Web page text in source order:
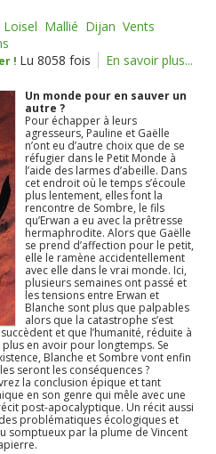
Loisel Mallié Dijan Vents
! Lu 8058 fois
En savoir plus...
Un monde pour en sauver un
autre ?
Pour échapper à leurs
agresseurs, Pauline et Gaëlle
n’ont eu d’autre choix que de se
réfugier dans le Petit Monde à
l’aide des larmes d’abeille. Dans
cet endroit où le temps s’écoule
plus lentement, elles font la
rencontre de Sombre, le fils
qu’Erwan a eu avec la prêtresse
hermaphrodite. Alors que Gaëlle
se prend d’affection pour le petit,
elle le ramène accidentellement
avec elle dans le vrai monde. Ici,
plusieurs semaines ont passé et
les tensions entre Erwan et
Blanche sont plus que palpables
alors que la catastrophe s’est
et que l’humanité, réduite à
en avoir pour longtemps. Se
Blanche et Sombre vont enfin
seront les conséquences ?
la conclusion épique et tant
en son genre qui mêle avec une
post-apocalyptique. Un récit aussi
problématiques écologiques et
somptueux par la plume de Vincent